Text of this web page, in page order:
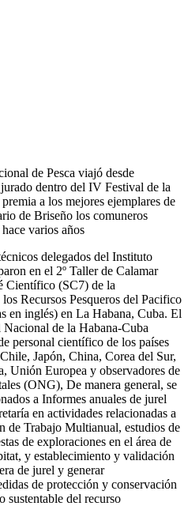
de Pesca viajó desde
dentro del IV Festival de la
a los mejores ejemplares de
de Briseño los comuneros
varios años
delegados del Instituto
en el 2º Taller de Calamar
Científico (SC7) de la
Recursos Pesqueros del Pacifico
en inglés) en La Habana, Cuba. El
de la Habana-Cuba
personal científico de los países
Japón, China, Corea del Sur,
Unión Europea y observadores de
(ONG), De manera general, se
a Informes anuales de jurel
en actividades relacionadas a
de Trabajo Multianual, estudios de
de exploraciones en el área de
y establecimiento y validación
de jurel y generar
de protección y conservación
sustentable del recurso